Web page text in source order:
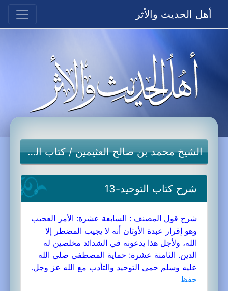
أهل الحديث والأثر
الشيخ محمد بن صالح العثيمين/كتاب التوحيد
شرح كتاب التوحيد-13
شرح قول المصنف : السابعة عشرة: الأمر العجيب
وهو إقرار عبدة الأوثان أنه لا يجيب المضطر إلا
الله، ولأجل هذا يدعونه في الشدائد مخلصين له
الدين. الثامنة عشرة: حماية المصطفى صلى الله
عليه وسلم حمى التوحيد والتأدب مع الله عز وجل.
حفظ